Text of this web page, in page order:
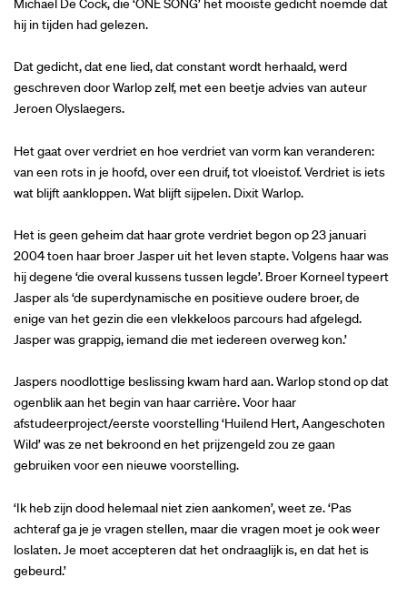
Michael De Cock, die ‘ONE SONG’ het mooiste gedicht noemde dat
hij in tijden had gelezen.
Dat gedicht, dat ene lied, dat constant wordt herhaald, werd
geschreven door Warlop zelf, met een beetje advies van auteur
Jeroen Olyslaegers.
Het gaat over verdriet en hoe verdriet van vorm kan veranderen:
van een rots in je hoofd, over een druif, tot vloeistof. Verdriet is iets
wat blijft aankloppen. Wat blijft sijpelen. Dixit Warlop.
Het is geen geheim dat haar grote verdriet begon op 23 januari
2004 toen haar broer Jasper uit het leven stapte. Volgens haar was
hij degene ‘die overal kussens tussen legde’. Broer Korneel typeert
Jasper als ‘de superdynamische en positieve oudere broer, de
enige van het gezin die een vlekkeloos parcours had afgelegd.
Jasper was grappig, iemand die met iedereen overweg kon.’
Jaspers noodlottige beslissing kwam hard aan. Warlop stond op dat
ogenblik aan het begin van haar carrière. Voor haar
afstudeerproject/eerste voorstelling ‘Huilend Hert, Aangeschoten
Wild’ was ze net bekroond en het prijzengeld zou ze gaan
gebruiken voor een nieuwe voorstelling.
‘Ik heb zijn dood helemaal niet zien aankomen’, weet ze. ‘Pas
achteraf ga je je vragen stellen, maar die vragen moet je ook weer
loslaten. Je moet accepteren dat het ondraaglijk is, en dat het is
gebeurd.’